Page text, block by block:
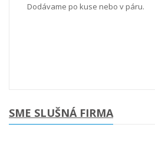
Dodávame po kuse nebo v páru.
SME SLUŠNÁ FIRMA